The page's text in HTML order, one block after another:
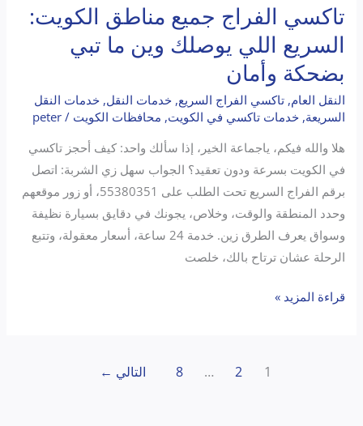
تاكسي الفراج جميع مناطق الكويت:
السريع اللي يوصلك وين ما تبي
بضحكة وأمان
النقل العام,تاكسي الفراج السريع,خدمات النقل,خدمات النقل
السريعة,خدمات تاكسي في الكويت, محافظات الكويت /
peter
هلا والله فيكم، ياجماعة الخير، إذا سألك واحد: كيف أحجز تاكسي
في الكويت بسرعة ودون تعقيد؟ الجواب سهل زي الشربة: اتصل
برقم الفراج السريع تحت الطلب على 55380351، أو زور موقعهم
وحدد المنطقة والوقت، وخلاص، يجونك في دقايق بسيارة نظيفة
وسواق يعرف الطرق زين. خدمة 24 ساعة، أسعار معقولة، وتتبع
الرحلة عشان ترتاح بالك، خلصت
قراءة المزيد »
1
2
…
8 التالي ←